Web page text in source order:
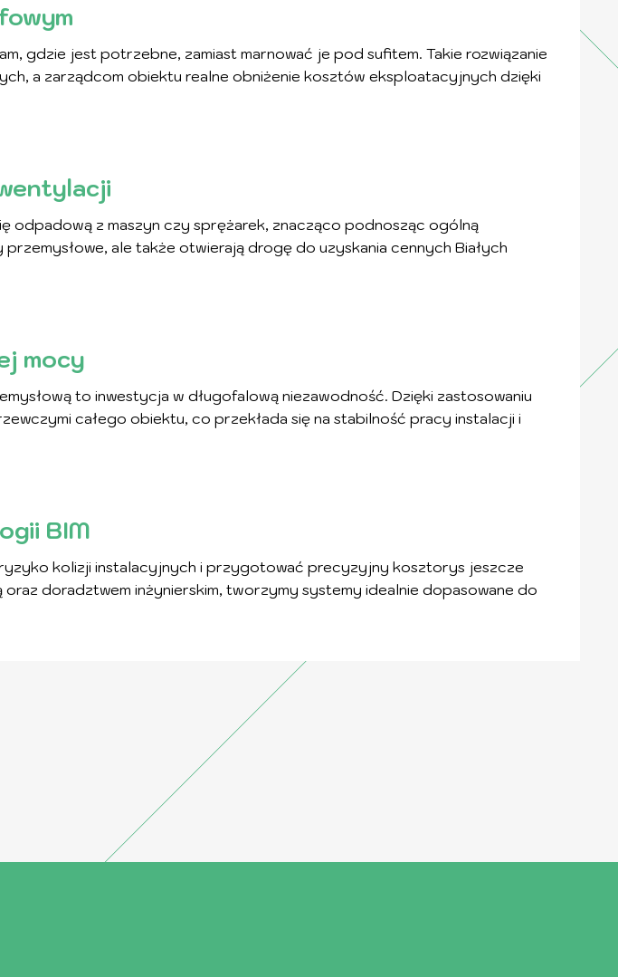
gdzie jest potrzebne, zamiast marnować je pod sufitem. Takie rozwiązanie
a zarządcom obiektu realne obniżenie kosztów eksploatacyjnych dzięki
odpadową z maszyn czy sprężarek, znacząco podnosząc ogólną
ale także otwierają drogę do uzyskania cennych Białych
mocy
to inwestycja w długofalową niezawodność. Dzięki zastosowaniu
całego obiektu, co przekłada się na stabilność pracy instalacji i
BIM
kolizji instalacyjnych i przygotować precyzyjny kosztorys jeszcze
doradztwem inżynierskim, tworzymy systemy idealnie dopasowane do